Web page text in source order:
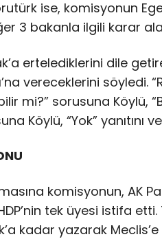
ise, komisyonun
3 bakanla ilgili karar
ertelediklerini dile
vereceklerini
mi?” sorusuna Köylü,
Köylü, “Yok” yanıtını
komisyonun, AK
tek üyesi istifa
kadar yazarak